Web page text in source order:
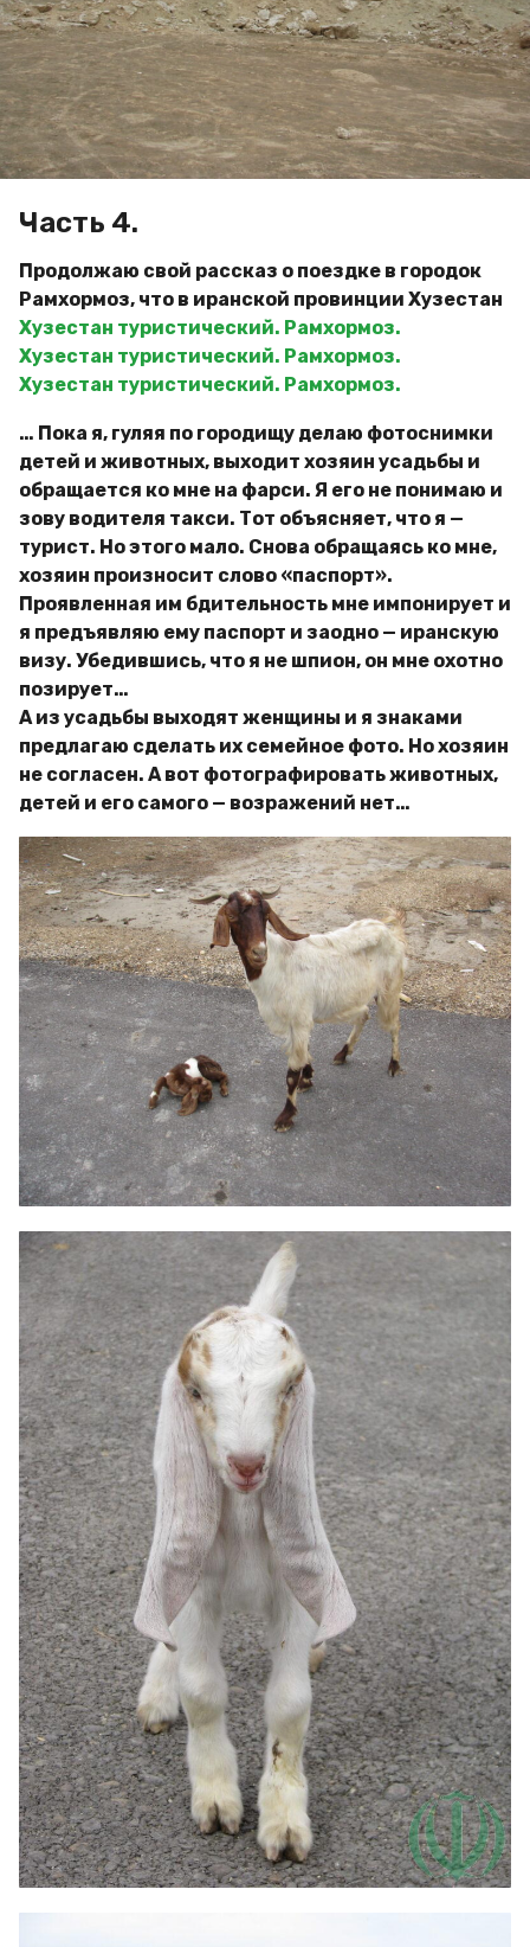
g
o
и
м
и
р
Часть 4.
Продолжаю свой рассказ о поездке в городок
Рамхормоз, что в иранской провинции Хузестан
Хузестан туристический. Рамхормоз.
Хузестан туристический. Рамхормоз.
Хузестан туристический. Рамхормоз.
… Пока я, гуляя по городищу делаю фотоснимки
детей и животных, выходит хозяин усадьбы и
обращается ко мне на фарси. Я его не понимаю и
зову водителя такси. Тот объясняет, что я —
турист. Но этого мало. Снова обращаясь ко мне,
хозяин произносит слово «паспорт».
Проявленная им бдительность мне импонирует и
я предъявляю ему паспорт и заодно — иранскую
визу. Убедившись, что я не шпион, он мне охотно
позирует…
А из усадьбы выходят женщины и я знаками
предлагаю сделать их семейное фото. Но хозяин
не согласен. А вот фотографировать животных,
детей и его самого — возражений нет…